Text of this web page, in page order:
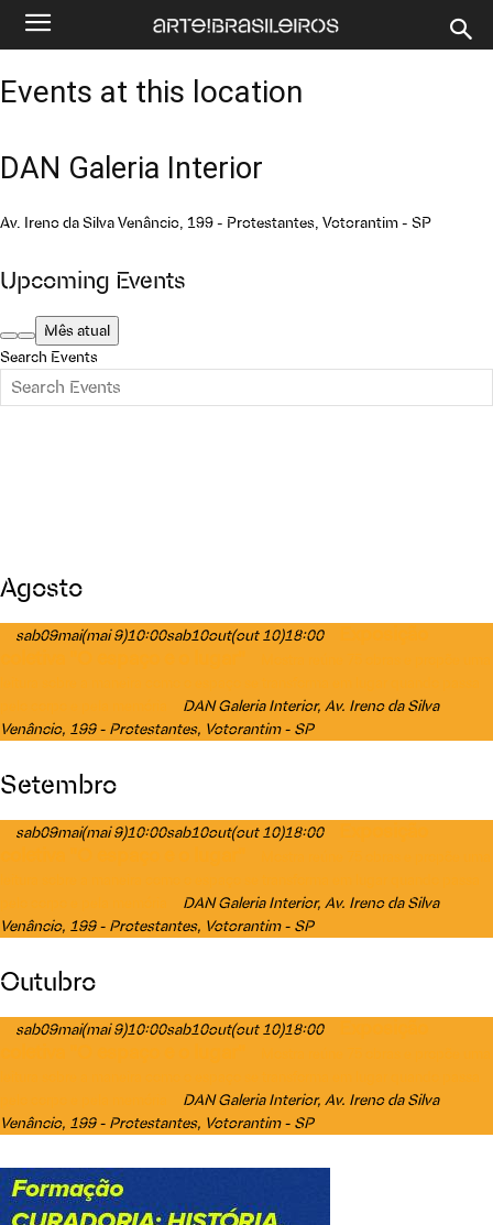
Events at this location
DAN Galeria Interior
Av. Ireno da Silva Venâncio, 199 - Protestantes, Votorantim - SP
Upcoming Events
Mês atual
Search Events
Agosto
sab09mai(mai 9)10:00sab10out(out 10)18:00
DAN Galeria Interior, Av. Ireno da Silva
Venâncio, 199 - Protestantes, Votorantim - SP
Setembro
sab09mai(mai 9)10:00sab10out(out 10)18:00
DAN Galeria Interior, Av. Ireno da Silva
Venâncio, 199 - Protestantes, Votorantim - SP
Outubro
sab09mai(mai 9)10:00sab10out(out 10)18:00
DAN Galeria Interior, Av. Ireno da Silva
Venâncio, 199 - Protestantes, Votorantim - SP